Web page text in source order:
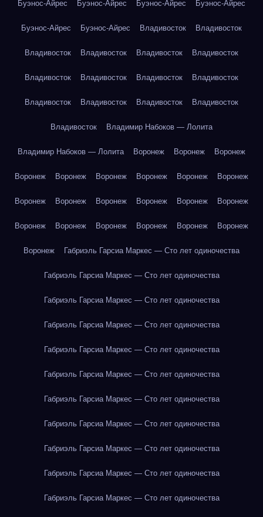
Буэнос-Айрес Буэнос-Айрес Буэнос-Айрес Буэнос-Айрес
Буэнос-Айрес Буэнос-Айрес Владивосток Владивосток
Владивосток Владивосток Владивосток Владивосток
Владивосток Владивосток Владивосток Владивосток
Владивосток Владивосток Владивосток Владивосток
Владивосток Владимир Набоков — Лолита
Владимир Набоков — Лолита Воронеж Воронеж Воронеж
Воронеж Воронеж Воронеж Воронеж Воронеж Воронеж
Воронеж Воронеж Воронеж Воронеж Воронеж Воронеж
Воронеж Воронеж Воронеж Воронеж Воронеж Воронеж
Воронеж Габриэль Гарсиа Маркес — Сто лет одиночества
Габриэль Гарсиа Маркес — Сто лет одиночества
Габриэль Гарсиа Маркес — Сто лет одиночества
Габриэль Гарсиа Маркес — Сто лет одиночества
Габриэль Гарсиа Маркес — Сто лет одиночества
Габриэль Гарсиа Маркес — Сто лет одиночества
Габриэль Гарсиа Маркес — Сто лет одиночества
Габриэль Гарсиа Маркес — Сто лет одиночества
Габриэль Гарсиа Маркес — Сто лет одиночества
Габриэль Гарсиа Маркес — Сто лет одиночества
Габриэль Гарсиа Маркес — Сто лет одиночества